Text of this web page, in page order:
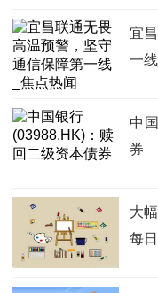
宜
一
中
券
大
每